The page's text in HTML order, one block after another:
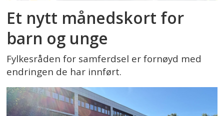
Et nytt månedskort for
barn og unge
Fylkesråden for samferdsel er fornøyd med
endringen de har innført.